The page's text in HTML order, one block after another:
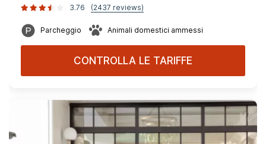
3.76
(2437 reviews)
Parcheggio Animali domestici ammessi
CONTROLLA LE TARIFFE